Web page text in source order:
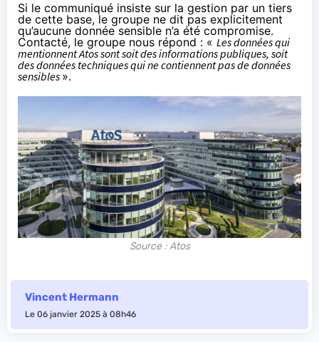
Si le communiqué insiste sur la gestion par un tiers
de cette base, le groupe ne dit pas explicitement
qu’aucune donnée sensible n’a été compromise.
Contacté, le groupe nous répond : « Les données qui
mentionnent Atos sont soit des informations publiques, soit
des données techniques qui ne contiennent pas de données
sensibles ».
Source : Atos
Vincent Hermann
Le 06 janvier 2025 à 08h46